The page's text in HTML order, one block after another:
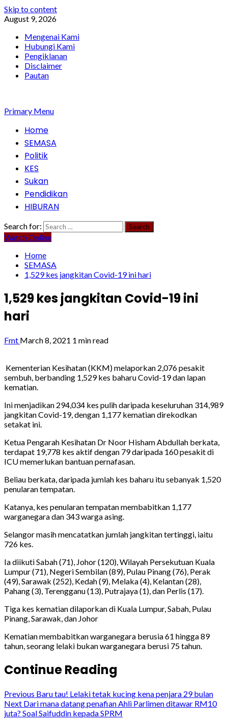
Skip to content
August 9, 2026
Mengenai Kami
Hubungi Kami
Pengiklanan
Disclaimer
Pautan
Primary Menu
Home
SEMASA
Politik
KES
Sukan
Pendidikan
HIBURAN
Search for:
Watch Online
Home
SEMASA
1,529 kes jangkitan Covid-19 ini hari
1,529 kes jangkitan Covid-19 ini
hari
Fmt March 8, 2021 1 min read
Kementerian Kesihatan (KKM) melaporkan 2,076 pesakit
sembuh, berbanding 1,529 kes baharu Covid-19 dan lapan
kematian.
Ini menjadikan 294,034 kes pulih daripada keseluruhan 314,989
jangkitan Covid-19, dengan 1,177 kematian direkodkan
setakat ini.
Ketua Pengarah Kesihatan Dr Noor Hisham Abdullah berkata,
terdapat 19,778 kes aktif dengan 79 daripada 160 pesakit di
ICU memerlukan bantuan pernafasan.
Beliau berkata, daripada jumlah kes baharu itu sebanyak 1,520
penularan tempatan.
Katanya, kes penularan tempatan membabitkan 1,177
warganegara dan 343 warga asing.
Selangor masih mencatatkan jumlah jangkitan tertinggi, iaitu
726 kes.
Ia diikuti Sabah (71), Johor (120), Wilayah Persekutuan Kuala
Lumpur (71), Negeri Sembilan (89), Pulau Pinang (76), Perak
(49), Sarawak (252), Kedah (9), Melaka (4), Kelantan (28),
Pahang (3), Terengganu (13), Putrajaya (1), dan Perlis (17).
Tiga kes kematian dilaporkan di Kuala Lumpur, Sabah, Pulau
Pinang, Sarawak, dan Johor
Kematian membabitkan warganegara berusia 61 hingga 89
tahun, seorang lelaki bukan warganegara berusi 75 tahun.
Continue Reading
Previous Baru tau! Lelaki tetak kucing kena penjara 29 bulan
Next Dari mana datang penafian Ahli Parlimen ditawar RM10
juta? Soal Saifuddin kepada SPRM